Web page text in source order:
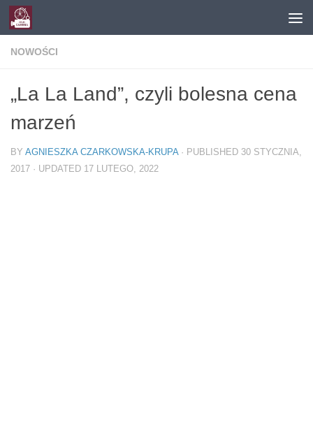
Skip to content
NOWOŚCI
„La La Land”, czyli bolesna cena
marzeń
BY AGNIESZKA CZARKOWSKA-KRUPA · PUBLISHED 30 STYCZNIA,
2017 · UPDATED 17 LUTEGO, 2022